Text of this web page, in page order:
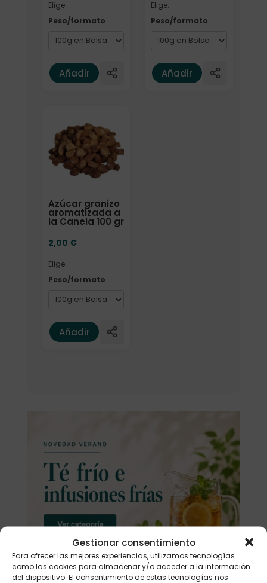
Gestionar consentimiento
Para ofrecer las mejores experiencias, utilizamos tecnologías
como las cookies para almacenar y/o acceder a la información
del dispositivo. El consentimiento de estas tecnologías nos
Elige:
Peso/formato
Añadir
Elige:
Peso/formato
Añadir
Azúcar granizo
aromatizada a
la Canela 100 gr
2,00 €
Elige:
Peso/formato
Añadir